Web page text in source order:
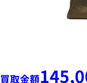
買取金額